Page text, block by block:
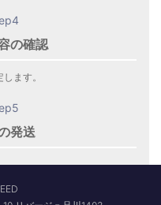
の確認
ます。
発送